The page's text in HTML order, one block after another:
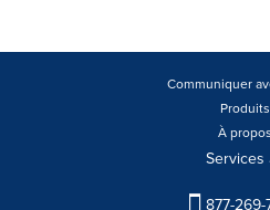
Communiquer
Produits
À propos
Services
877-